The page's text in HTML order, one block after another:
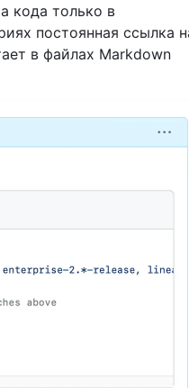
кода только в
постоянная ссылка
в файлах Markdown